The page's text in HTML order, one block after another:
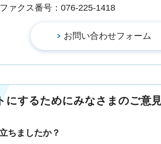
ファクス番号：076-225-1418
にするためにみなさまのご意
ちましたか？